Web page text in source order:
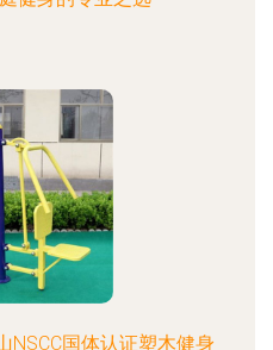
NSCC国体认证塑木健身